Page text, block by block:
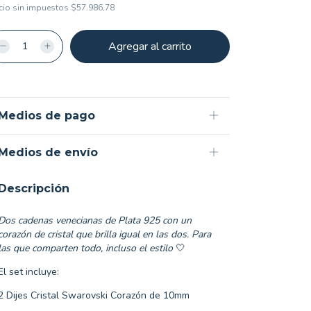
sin impuestos $57.986,78
de pago
de envío
cadenas venecianas de Plata 925 con un
de cristal que brilla igual en las dos. Para
que comparten todo, incluso el estilo🤍
set incluye:
Dijes Cristal Swarovski Corazón de 10mm